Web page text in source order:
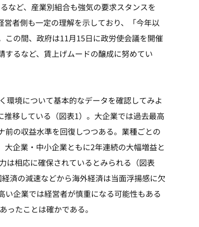
など、産業別組合も強気の要求スタンスを
者側も一定の理解を示しており、「今年以
この間、政府は11月15日に政労使会議を開催
るなど、賃上げムードの醸成に努めてい
環境について基本的なデータを確認してみよ
移している（図表1）。大企業では過去最高
の収益水準を回復しつつある。業種ごとの
企業・中小企業ともに2年連続の大幅増益と
は相応に確保されているとみられる（図表
済の減速などから海外経済は当面浮揚感に欠
企業では経営者が慎重になる可能性もある
ったことは確かである。